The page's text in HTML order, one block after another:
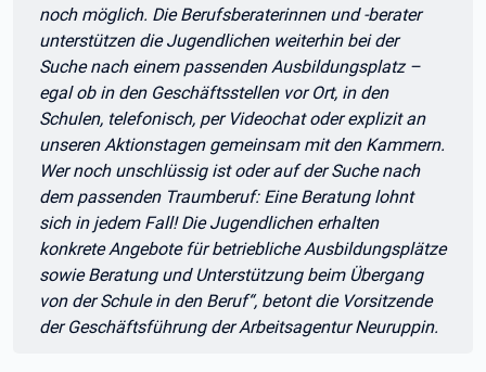
noch möglich. Die Berufsberaterinnen und -berater
unterstützen die Jugendlichen weiterhin bei der
Suche nach einem passenden Ausbildungsplatz –
egal ob in den Geschäftsstellen vor Ort, in den
Schulen, telefonisch, per Videochat oder explizit an
unseren Aktionstagen gemeinsam mit den Kammern.
Wer noch unschlüssig ist oder auf der Suche nach
dem passenden Traumberuf: Eine Beratung lohnt
sich in jedem Fall! Die Jugendlichen erhalten
konkrete Angebote für betriebliche Ausbildungsplätze
sowie Beratung und Unterstützung beim Übergang
von der Schule in den Beruf“, betont die Vorsitzende
der Geschäftsführung der Arbeitsagentur Neuruppin.